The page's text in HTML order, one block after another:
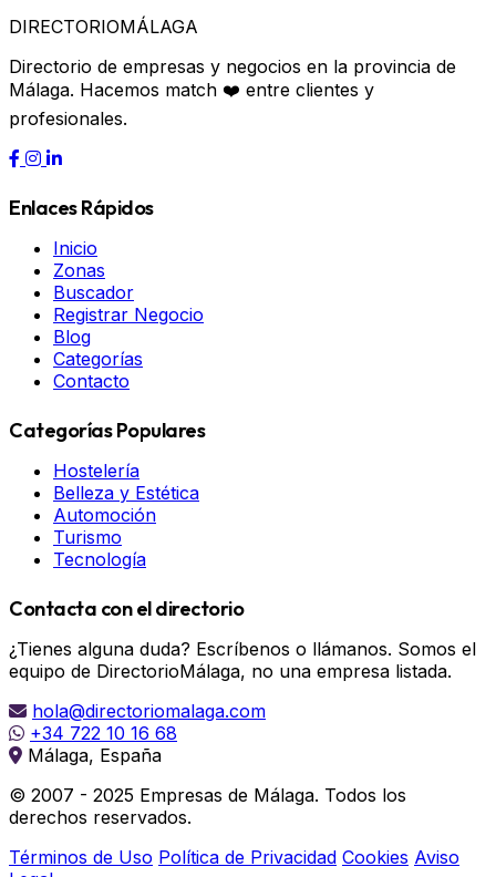
DIRECTORIOMÁLAGA
Directorio de empresas y negocios en la provincia de
Málaga. Hacemos match ❤️ entre clientes y
profesionales.
Enlaces Rápidos
Inicio
Zonas
Buscador
Registrar Negocio
Blog
Categorías
Contacto
Categorías Populares
Hostelería
Belleza y Estética
Automoción
Turismo
Tecnología
Contacta con el directorio
¿Tienes alguna duda? Escríbenos o llámanos. Somos el
equipo de DirectorioMálaga, no una empresa listada.
hola@directoriomalaga.com
+34 722 10 16 68
Málaga, España
© 2007 - 2025 Empresas de Málaga. Todos los
derechos reservados.
Términos de Uso Política de Privacidad Cookies Aviso